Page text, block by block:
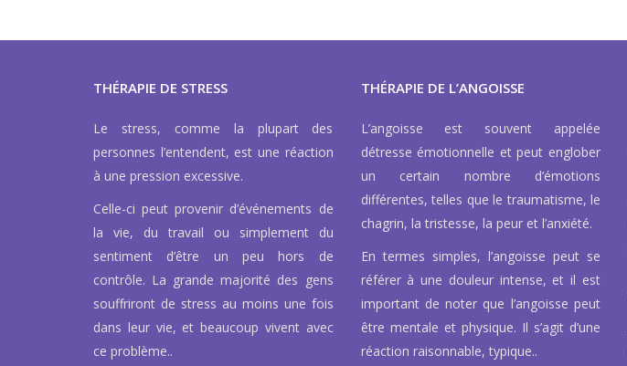
THÉRAPIE DE STRESS
Le stress, comme la plupart des
personnes l’entendent, est une réaction
à une pression excessive.
Celle-ci peut provenir d’événements de
la vie, du travail ou simplement du
sentiment d’être un peu hors de
contrôle. La grande majorité des gens
souffriront de stress au moins une fois
dans leur vie, et beaucoup vivent avec
ce problème..
THÉRAPIE DE L’ANGOISSE
L’angoisse est souvent appelée
détresse émotionnelle et peut englober
un certain nombre d’émotions
différentes, telles que le traumatisme, le
chagrin, la tristesse, la peur et l’anxiété.
En termes simples, l’angoisse peut se
référer à une douleur intense, et il est
important de noter que l’angoisse peut
être mentale et physique. Il s’agit d’une
réaction raisonnable, typique..